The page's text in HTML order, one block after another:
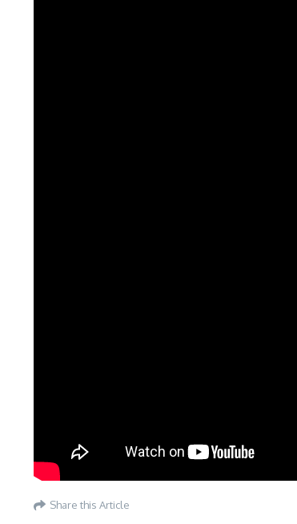
Share this Article